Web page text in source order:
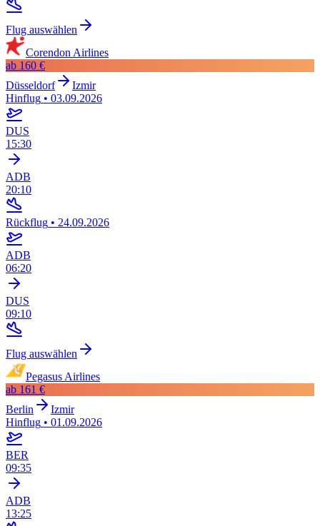
Flug auswählen
Corendon Airlines
ab 160 €
Düsseldorf
Izmir
Hinflug • 03.09.2026
DUS
15:30
ADB
20:10
Rückflug • 24.09.2026
ADB
06:20
DUS
09:10
Flug auswählen
Pegasus Airlines
ab 161 €
Berlin
Izmir
Hinflug • 01.09.2026
BER
09:35
ADB
13:25